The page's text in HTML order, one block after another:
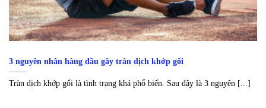
3 nguyên nhân hàng đầu gây tràn dịch khớp gối
Tràn dịch khớp gối là tình trạng khá phổ biến. Sau đây là 3 nguyên [...]